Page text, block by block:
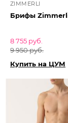
ZIMMERLI
Брифы
8 755 руб.
9 950 руб.
Купить на ЦУМ